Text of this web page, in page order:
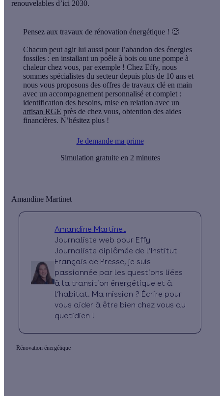
renouvelables d’ici 2030.
Pensez aux travaux de rénovation énergétique ! 🧐
Chacun peut agir lui aussi pour l’abandon des énergies
fossiles : en installant un poêle à bois ou une pompe à
chaleur chez vous, par exemple ! Chez Effy, nous
sommes spécialistes du secteur depuis plus de 10 ans et
nous vous proposons des offres de travaux clé en main
avec un accompagnement personnalisé et complet :
identification des besoins, mise en relation avec un
artisan RGE près de chez vous, obtention des aides
financières. N’hésitez plus !
Je demande ma prime
Simulation gratuite en 2 minutes
Amandine Martinet
Amandine Martinet
Journaliste web pour Effy
Journaliste diplômée de l’Institut
Français de Presse, je suis
passionnée par les questions liées
à la transition énergétique et à
l’habitat. Ma mission ? Écrire pour
vous aider à être bien chez vous au
quotidien !
Rénovation énergétique